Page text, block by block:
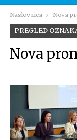
Naslovnica Nova
PREGLED
Nova